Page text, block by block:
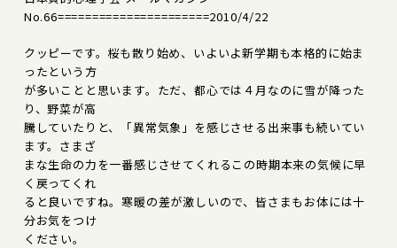
No.66======================2010/4/22
クッピーです。桜も散り始め、いよいよ新学期も本格的に始ま
ったという方
が多いことと思います。ただ、都心では４月なのに雪が降った
り、野菜が高
騰していたりと、「異常気象」を感じさせる出来事も続いてい
ます。さまざ
まな生命の力を一番感じさせてくれるこの時期本来の気候に早
く戻ってくれ
ると良いですね。寒暖の差が激しいので、皆さまもお体には十
分お気をつけ
ください。